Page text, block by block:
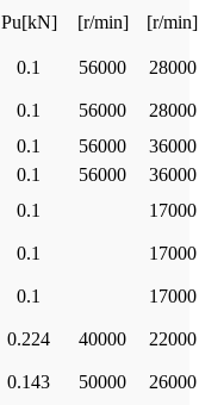
Pu[kN] [r/min]
[r/min]
0.1 56000
28000
0.1 56000
28000
0.1 56000
36000
0.1 56000
36000
0.1
17000
0.1
17000
0.1
17000
0.224 40000
22000
0.143 50000
26000